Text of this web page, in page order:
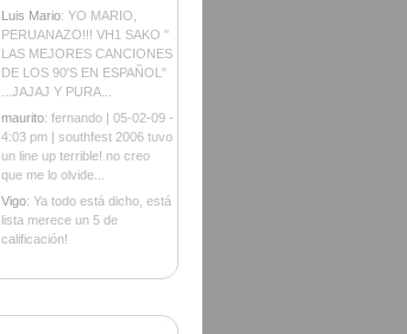
Luis Mario: YO MARIO,
PERUANAZO!!! VH1 SAKO "
LAS MEJORES CANCIONES
DE LOS 90'S EN ESPAÑOL"
...JAJAJ Y PURA...
maurito: fernando | 05-02-09 -
4:03 pm | southfest 2006 tuvo
un line up terrible! no creo
que me lo olvide...
Vigo: Ya todo está dicho, está
lista merece un 5 de
calificación!